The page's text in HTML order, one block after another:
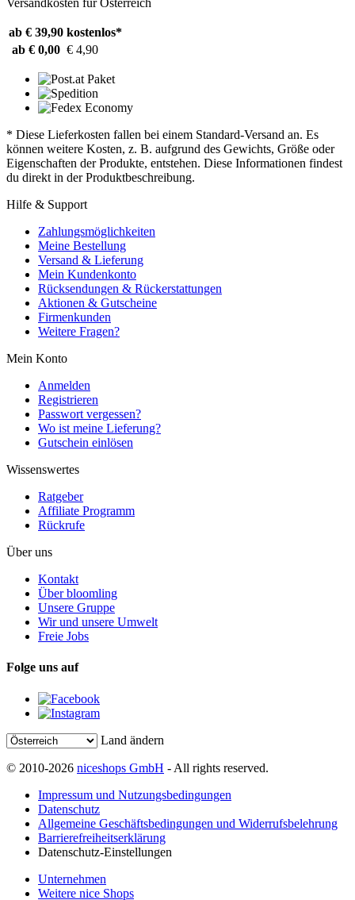
Versandkosten für Österreich
ab € 39,90 kostenlos*
ab € 0,00 € 4,90
* Diese Lieferkosten fallen bei einem Standard-Versand an. Es
können weitere Kosten, z. B. aufgrund des Gewichts, Größe oder
Eigenschaften der Produkte, entstehen. Diese Informationen findest
du direkt in der Produktbeschreibung.
Hilfe & Support
Zahlungsmöglichkeiten
Meine Bestellung
Versand & Lieferung
Mein Kundenkonto
Rücksendungen & Rückerstattungen
Aktionen & Gutscheine
Firmenkunden
Weitere Fragen?
Mein Konto
Anmelden
Registrieren
Passwort vergessen?
Wo ist meine Lieferung?
Gutschein einlösen
Wissenswertes
Ratgeber
Affiliate Programm
Rückrufe
Über uns
Kontakt
Über bloomling
Unsere Gruppe
Wir und unsere Umwelt
Freie Jobs
Folge uns auf
Land ändern
© 2010-2026 niceshops GmbH - All rights reserved.
Impressum und Nutzungsbedingungen
Datenschutz
Allgemeine Geschäftsbedingungen und Widerrufsbelehrung
Barrierefreiheitserklärung
Datenschutz-Einstellungen
Unternehmen
Weitere nice Shops